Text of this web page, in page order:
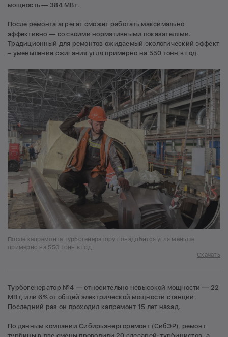
мощность — 384 МВт.
После ремонта агрегат сможет работать максимально
эффективно — со своими нормативными показателями.
Традиционный для ремонтов ожидаемый экологический эффект
– уменьшение сжигания угля примерно на 550 тонн в год.
После капремонта турбогенератору понадобится угля меньше
примерно на 550 тонн в год
Скачать
Турбогенератор №4 — относительно невысокой мощности — 22
МВт, или 6% от общей электрической мощности станции.
Последний раз он проходил капремонт 15 лет назад.
По данным компании Сибирьэнергоремонт (СибЭР), ремонт